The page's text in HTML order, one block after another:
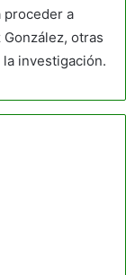
proceder a
otras
investigación.